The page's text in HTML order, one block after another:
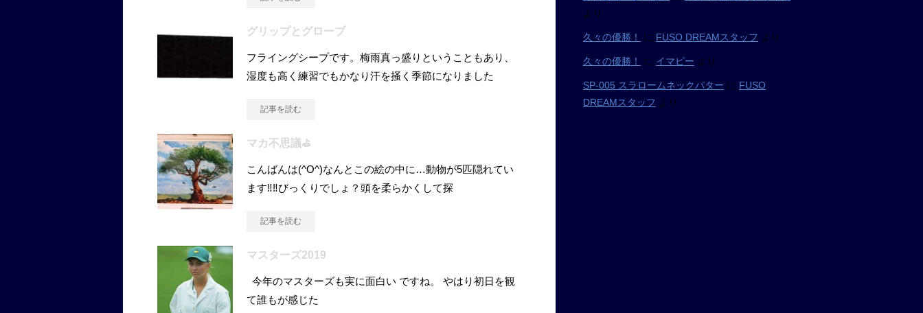
グリップとグローブ
フライングシープです。梅雨真っ盛りということもあり、
湿度も高く練習でもかなり汗を掻く季節になりました
記事を読む
マカ不思議⛳
こんばんは(^O^)なんとこの絵の中に…動物が5匹隠れてい
ます‼‼びっくりでしょ？頭を柔らかくして探
記事を読む
マスターズ2019
今年のマスターズも実に面白い ですね。 やはり初日を観
て誰もが感じた
より
久々の優勝！ に FUSO DREAMスタッフ より
久々の優勝！ に イマピー より
SP-005 スラロームネックパター に FUSO
DREAMスタッフ より